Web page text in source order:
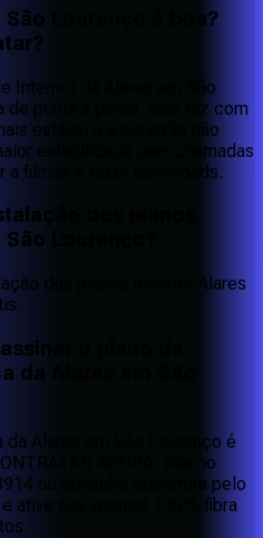
Lourenço é boa?
Internet da Alares em São
de ponta a ponta, isso faz com
estável e a conexão não
estabilidade para chamadas
a filmes e fazer downloads.
dos planos
Lourenço?
dos planos Internet Alares
o plano de
da Alares em São
da Alares em São Lourenço é
AGORA, fale no
ou consulte cobertura pelo
ative sua internet 100% fibra